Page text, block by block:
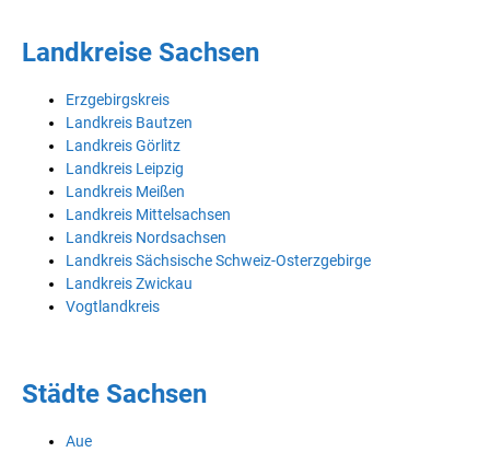
Landkreise Sachsen
Erzgebirgskreis
Landkreis Bautzen
Landkreis Görlitz
Landkreis Leipzig
Landkreis Meißen
Landkreis Mittelsachsen
Landkreis Nordsachsen
Landkreis Sächsische Schweiz-Osterzgebirge
Landkreis Zwickau
Vogtlandkreis
Städte Sachsen
Aue